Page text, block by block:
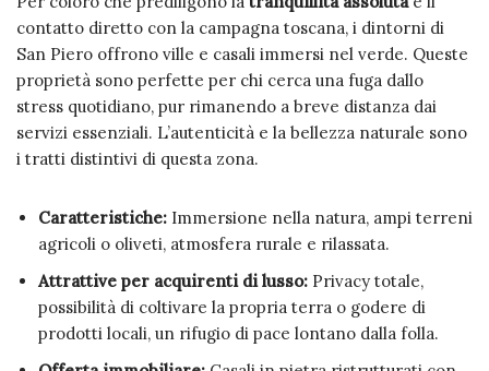
contatto diretto con la campagna toscana, i dintorni di
San Piero offrono ville e casali immersi nel verde. Queste
proprietà sono perfette per chi cerca una fuga dallo
stress quotidiano, pur rimanendo a breve distanza dai
servizi essenziali. L’autenticità e la bellezza naturale sono
i tratti distintivi di questa zona.
Caratteristiche: Immersione nella natura, ampi terreni
agricoli o oliveti, atmosfera rurale e rilassata.
Attrattive per acquirenti di lusso: Privacy totale,
possibilità di coltivare la propria terra o godere di
prodotti locali, un rifugio di pace lontano dalla folla.